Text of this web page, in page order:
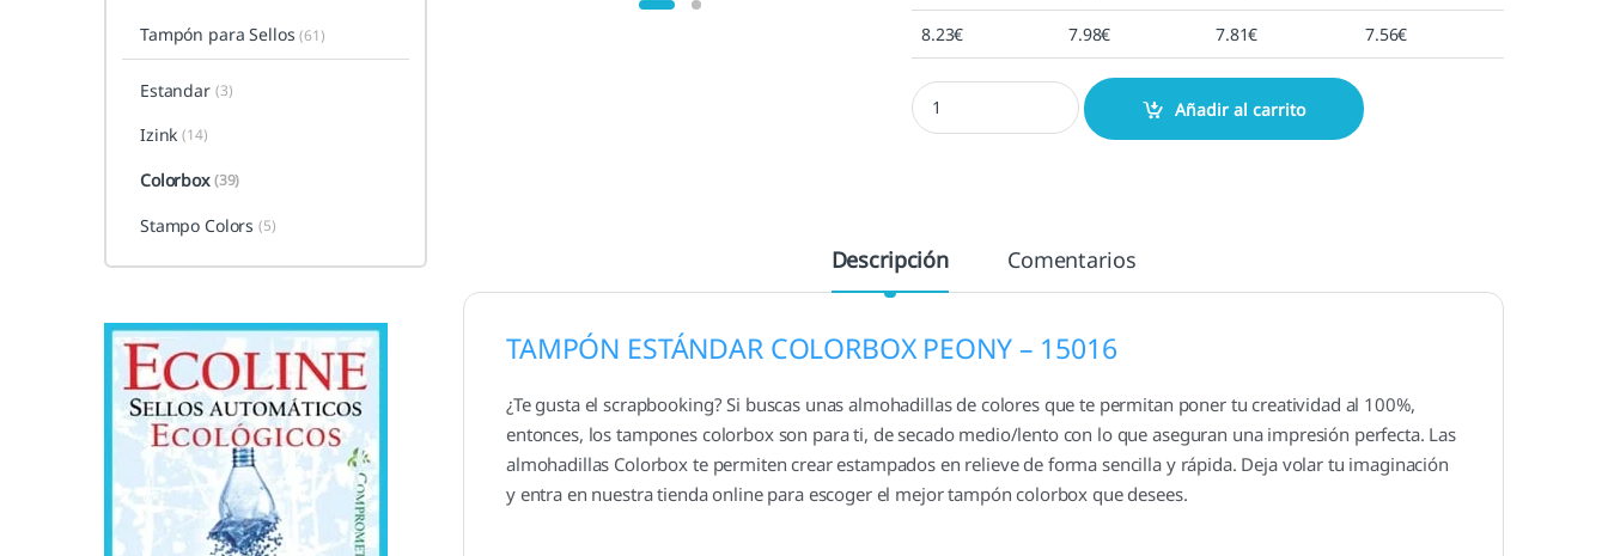
8.23€ 7.98€ 7.81€ 7.56€
Colorbox Peony cantidad
Añadir al carrito
Descripción Comentarios
TAMPÓN ESTÁNDAR COLORBOX PEONY – 15016
¿Te gusta el scrapbooking? Si buscas unas almohadillas de colores que te permitan poner tu creatividad al 100%,
entonces, los tampones colorbox son para ti, de secado medio/lento con lo que aseguran una impresión perfecta. Las
almohadillas Colorbox te permiten crear estampados en relieve de forma sencilla y rápida. Deja volar tu imaginación
y entra en nuestra tienda online para escoger el mejor tampón colorbox que desees.
Tampón para Sellos(61)
Estandar (3)
Izink (14)
Colorbox (39)
Stampo Colors (5)